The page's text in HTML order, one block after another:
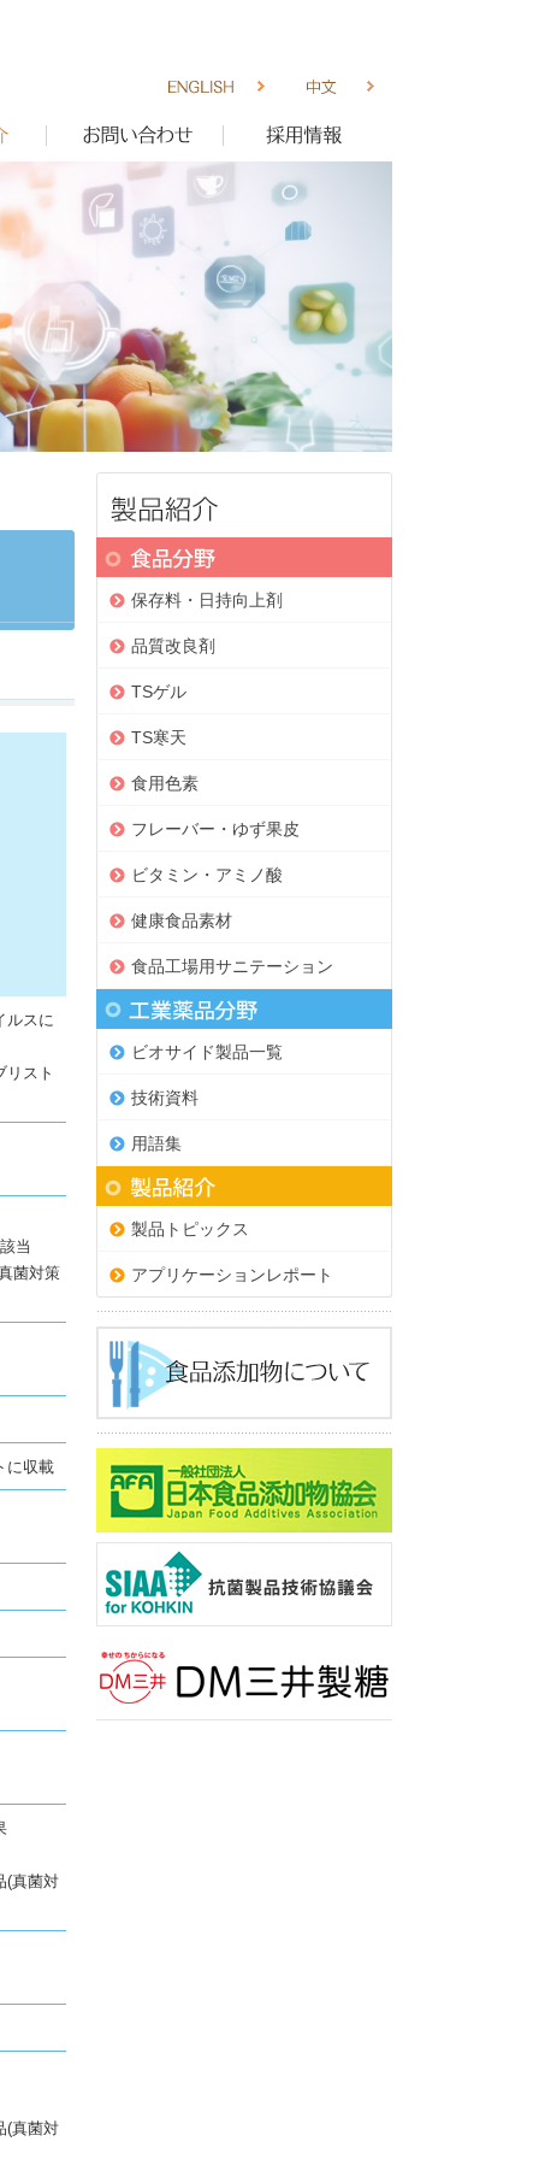
ルスに
リスト
当
菌対策
に収載
(真菌対
(真菌対
保存料・日持向上剤
品質改良剤
TSゲル
TS寒天
食用色素
フレーバー・ゆず果皮
ビタミン・アミノ酸
健康食品素材
食品工場用サニテーション
ビオサイド製品一覧
技術資料
用語集
製品トピックス
アプリケーションレポート